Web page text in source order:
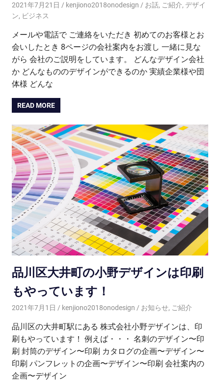
2021年7月21日 kenjiono2018onodesign お話, ご紹介, デザイ
ン, ビジネス
メールや電話で ご連絡をいただき 初めてのお客様とお
会いしたとき 8ページの会社案内をお渡し 一緒に見な
がら 会社のご説明をしています。 どんなデザイン会社
か どんなもののデザインができるのか 実績企業様や団
体様 どんな
READ MORE
品川区大井町の小野デザインは印刷
もやっています！
2021年7月1日 kenjiono2018onodesign お知らせ, ご紹介
品川区の大井町駅にある 株式会社小野デザインは、印
刷もやっています！ 例えば・・・ 名刺のデザイン〜印
刷 封筒のデザイン〜印刷 カタログの企画〜デザイン〜
印刷 パンフレットの企画〜デザイン〜印刷 会社案内の
企画〜デザイン